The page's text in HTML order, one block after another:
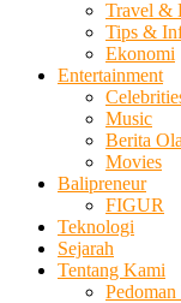
Travel &
Tips &
Ekonomi
Entertainment
Music
Berita
Movies
Balipreneur
FIGUR
Teknologi
Sejarah
Tentang Kami